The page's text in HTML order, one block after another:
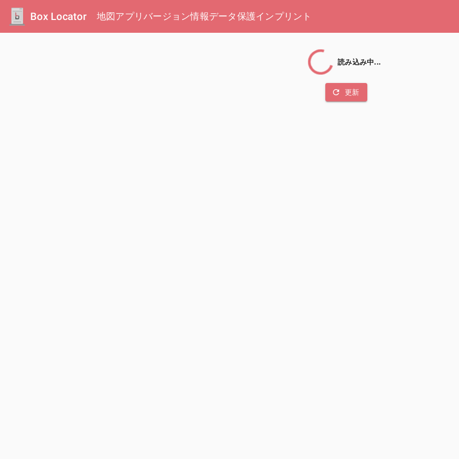
Box Locator 地図アプリバージョン情報データ保護インプリント
読み込み中...
refresh 更新